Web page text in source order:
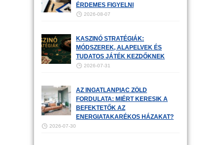
ÉRDEMES FIGYELNI
2026-08-07
KASZINÓ STRATÉGIÁK:
MÓDSZEREK, ALAPELVEK ÉS
TUDATOS JÁTÉK KEZDŐKNEK
2026-07-31
AZ INGATLANPIAC ZÖLD
FORDULATA: MIÉRT KERESIK A
BEFEKTETŐK AZ
ENERGIATAKARÉKOS HÁZAKAT?
2026-07-30